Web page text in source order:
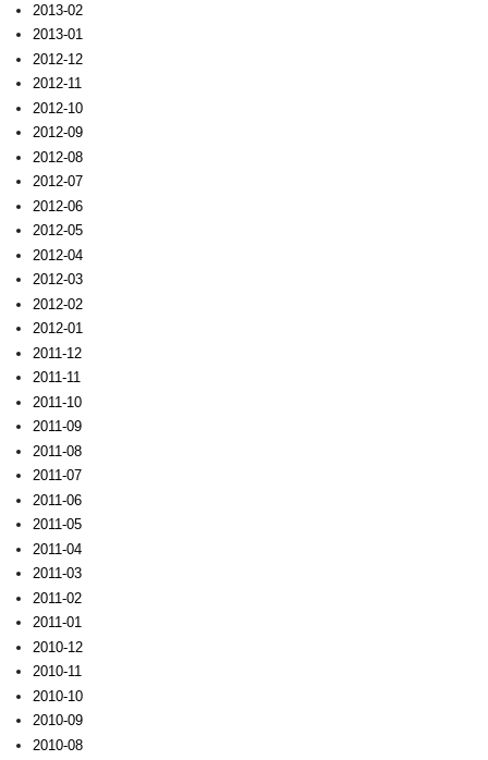
2013-02
2013-01
2012-12
2012-11
2012-10
2012-09
2012-08
2012-07
2012-06
2012-05
2012-04
2012-03
2012-02
2012-01
2011-12
2011-11
2011-10
2011-09
2011-08
2011-07
2011-06
2011-05
2011-04
2011-03
2011-02
2011-01
2010-12
2010-11
2010-10
2010-09
2010-08